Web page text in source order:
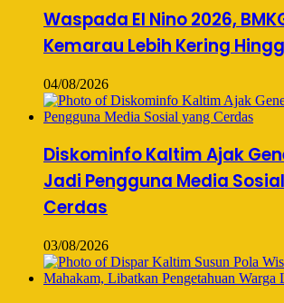
Waspada El Nino 2026,
Kemarau Lebih Kering
04/08/2026
Diskominfo Kaltim Ajak
Jadi Pengguna Media
Cerdas
03/08/2026